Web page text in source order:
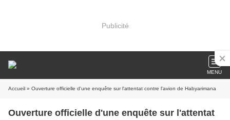
Publicité
MENU
Accueil » Ouverture officielle d'une enquête sur l'attentat contre l'avion de Habyarimana
Ouverture officielle d'une enquête sur l'attentat